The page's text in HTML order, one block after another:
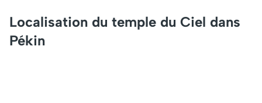
Localisation du temple du Ciel dans
Pékin